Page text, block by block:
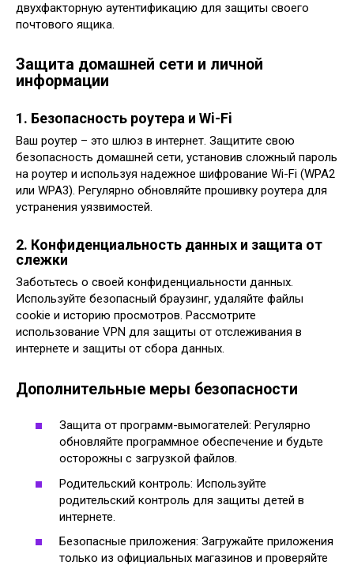
двухфакторную аутентификацию для защиты своего
почтового ящика.
Защита домашней сети и личной
информации
1. Безопасность роутера и Wi-Fi
Ваш роутер – это шлюз в интернет. Защитите свою
безопасность домашней сети, установив сложный пароль
на роутер и используя надежное шифрование Wi-Fi (WPA2
или WPA3). Регулярно обновляйте прошивку роутера для
устранения уязвимостей.
2. Конфиденциальность данных и защита от
слежки
Заботьтесь о своей конфиденциальности данных.
Используйте безопасный браузинг, удаляйте файлы
cookie и историю просмотров. Рассмотрите
использование VPN для защиты от отслеживания в
интернете и защиты от сбора данных.
Дополнительные меры безопасности
Защита от программ-вымогателей: Регулярно
обновляйте программное обеспечение и будьте
осторожны с загрузкой файлов.
Родительский контроль: Используйте
родительский контроль для защиты детей в
интернете.
Безопасные приложения: Загружайте приложения
только из официальных магазинов и проверяйте